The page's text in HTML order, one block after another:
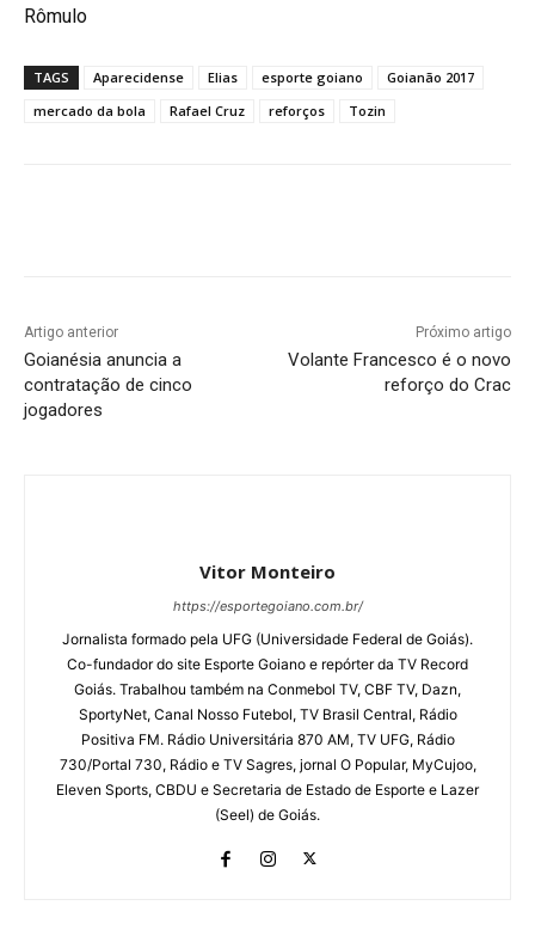
Rômulo
TAGS Aparecidense Elias esporte goiano
Goianão 2017
mercado da bola
Rafael Cruz reforços Tozin
Artigo anterior
Goianésia anuncia a
contratação de cinco
jogadores
Próximo artigo
Volante Francesco é o novo
reforço do Crac
Vitor Monteiro
https://esportegoiano.com.br/
Jornalista formado pela UFG (Universidade Federal de Goiás).
Co-fundador do site Esporte Goiano e repórter da TV Record
Goiás. Trabalhou também na Conmebol TV, CBF TV, Dazn,
SportyNet, Canal Nosso Futebol, TV Brasil Central, Rádio
Positiva FM. Rádio Universitária 870 AM, TV UFG, Rádio
730/Portal 730, Rádio e TV Sagres, jornal O Popular, MyCujoo,
Eleven Sports, CBDU e Secretaria de Estado de Esporte e Lazer
(Seel) de Goiás.